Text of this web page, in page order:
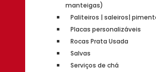
manteigas)
Paliteiros | saleiros|
Placas personalizáveis
Rocas Prata Usada
Salvas
Serviços de chá